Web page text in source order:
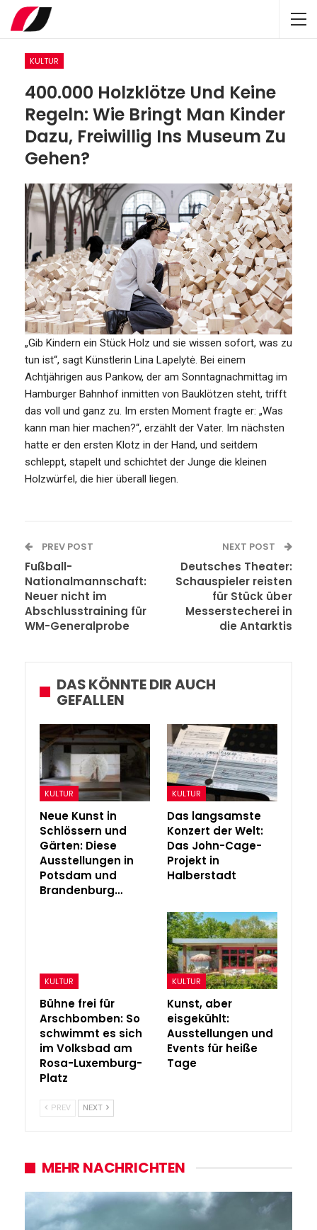
KULTUR
400.000 Holzklötze Und Keine
Regeln: Wie Bringt Man Kinder
Dazu, Freiwillig Ins Museum Zu
Gehen?
„Gib Kindern ein Stück Holz und sie wissen sofort, was zu
tun ist“, sagt Künstlerin Lina Lapelytė. Bei einem
Achtjährigen aus Pankow, der am Sonntagnachmittag im
Hamburger Bahnhof inmitten von Bauklötzen steht, trifft
das voll und ganz zu. Im ersten Moment fragte er: „Was
kann man hier machen?“, erzählt der Vater. Im nächsten
hatte er den ersten Klotz in der Hand, und seitdem
schleppt, stapelt und schichtet der Junge die kleinen
Holzwürfel, die hier überall liegen.
PREV POST
Fußball-
Nationalmannschaft:
Neuer nicht im
Abschlusstraining für
WM-Generalprobe
NEXT POST
Deutsches Theater:
Schauspieler reisten
für Stück über
Messerstecherei in
die Antarktis
DAS KÖNNTE DIR AUCH
GEFALLEN
KULTUR
Neue Kunst in
Schlössern und
Gärten: Diese
Ausstellungen in
Potsdam und
Brandenburg…
KULTUR
Das langsamste
Konzert der Welt:
Das John-Cage-
Projekt in
Halberstadt
KULTUR
Bühne frei für
Arschbomben: So
schwimmt es sich
im Volksbad am
Rosa-Luxemburg-
Platz
KULTUR
Kunst, aber
eisgekühlt:
Ausstellungen und
Events für heiße
Tage
PREV NEXT
MEHR NACHRICHTEN